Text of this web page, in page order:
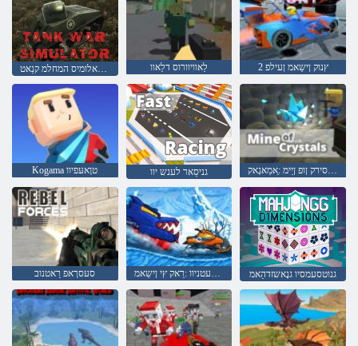
לַאוויוורוס דלַאוו 2 ץנוק ןישַאמ ןעילפ
Kogama טוָאעּפיוו גניסַאר לענש יוו זלַאטסירק ןופ ןַיימ :ַאמַאגָאק
סעסרָאפ רַאטנוב גנוריסַאּפ רעטניוו :רַאק ץי ןישַאמ גנוטסעמסיו גנָאשזדהַאמ